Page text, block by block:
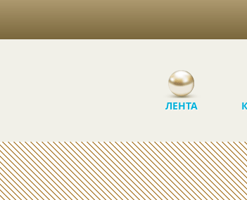
ЛЕНТА